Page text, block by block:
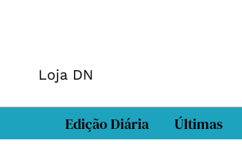
Loja DN
Edição Diária Últimas